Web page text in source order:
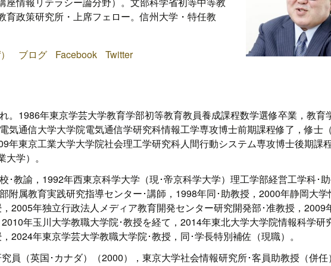
育政策研究所・上席フェロー。信州大学・特任教
ブログ Facebook Twitter
。1986年東京学芸大学教育学部初等教育教員養成課程数学選修卒業，教育
気通信大学大学院電気通信学研究科情報工学専攻博士前期課程修了，修士（
年東京工業大学大学院社会理工学研究科人間行動システム専攻博士後期課
学）。
･教諭，1992年西東京科学大学（現･帝京科学大学）理工学部経営工学科･助
附属教育実践研究指導センター･講師，1998年同･助教授，2000年静岡大学
2005年独立行政法人メディア教育開発センター研究開発部･准教授，2009
年玉川大学教職大学院･教授を経て，2014年東北大学大学院情報科学研
2024年東京学芸大学教職大学院･教授，同･学長特別補佐（現職）。
員（英国･カナダ）（2000），東京大学社会情報研究所･客員助教授（併任）